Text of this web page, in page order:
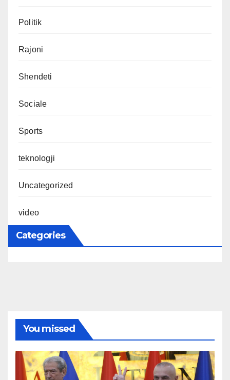
Politik
Rajoni
Shendeti
Sociale
Sports
teknologji
Uncategorized
video
Categories
You missed